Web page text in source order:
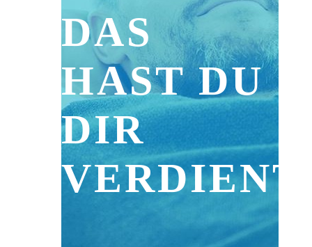
DAS
HAST DU
DIR
VERDIENT